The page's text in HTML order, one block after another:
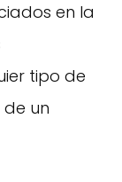
en la
tipo de
un